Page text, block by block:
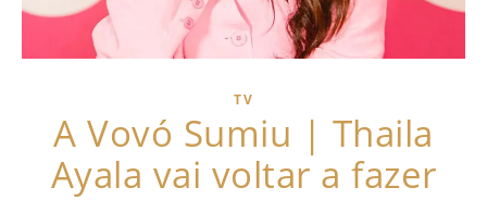
TV
A Vovó Sumiu | Thaila
Ayala vai voltar a fazer